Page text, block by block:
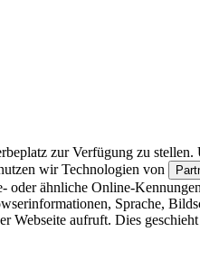
zur Verfügung zu stellen.
wir Technologien von
oder ähnliche Online-
Sprache,
Webseite aufruft. Dies